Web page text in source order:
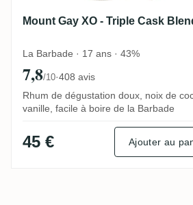
Mount Gay XO - Triple Cask
La Barbade · 17 ans · 43%
7,8/10·408 avis
Rhum de dégustation doux, noix de
vanille, facile à boire de la Barbade
45 € Ajouter au